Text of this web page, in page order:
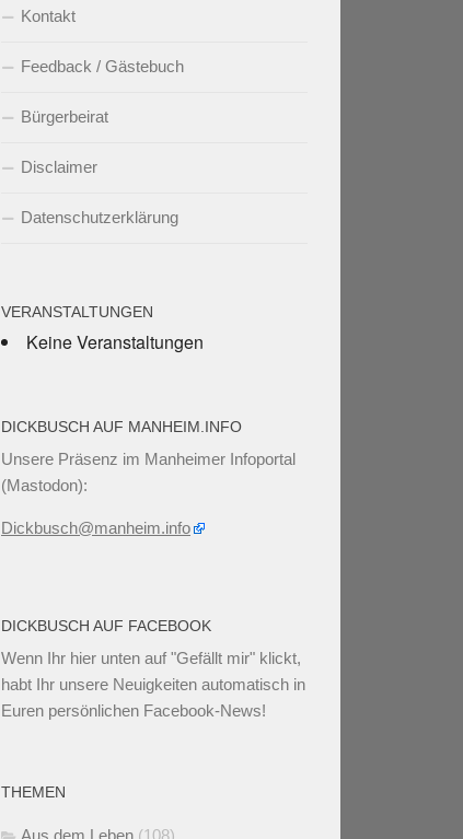
Kontakt
Feedback / Gästebuch
Bürgerbeirat
Disclaimer
Datenschutzerklärung
VERANSTALTUNGEN
Keine Veranstaltungen
DICKBUSCH AUF MANHEIM.INFO
Unsere Präsenz im Manheimer Infoportal
(Mastodon):
Dickbusch@manheim.info
DICKBUSCH AUF FACEBOOK
Wenn Ihr hier unten auf "Gefällt mir" klickt,
habt Ihr unsere Neuigkeiten automatisch in
Euren persönlichen Facebook-News!
THEMEN
Aus dem Leben (108)